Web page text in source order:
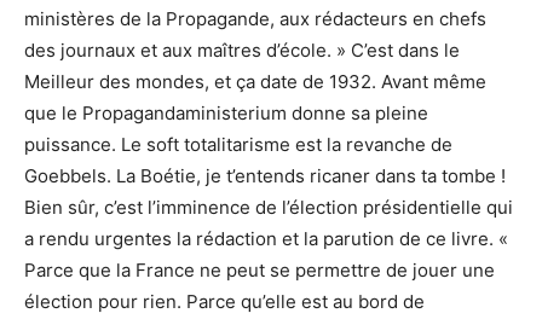
ministères de la Propagande, aux rédacteurs en chefs
des journaux et aux maîtres d’école. » C’est dans le
Meilleur des mondes, et ça date de 1932. Avant même
que le Propagandaministerium donne sa pleine
puissance. Le soft totalitarisme est la revanche de
Goebbels. La Boétie, je t’entends ricaner dans ta tombe !
Bien sûr, c’est l’imminence de l’élection présidentielle qui
a rendu urgentes la rédaction et la parution de ce livre. «
Parce que la France ne peut se permettre de jouer une
élection pour rien. Parce qu’elle est au bord de